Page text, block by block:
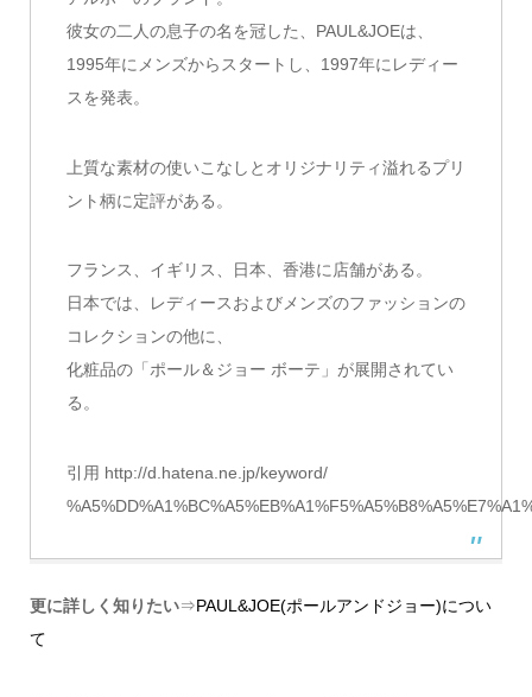
彼女の二人の息子の名を冠した、PAUL&JOEは、
1995年にメンズからスタートし、1997年にレディー
スを発表。
上質な素材の使いこなしとオリジナリティ溢れるプリ
ント柄に定評がある。
フランス、イギリス、日本、香港に店舗がある。
日本では、レディースおよびメンズのファッションの
コレクションの他に、
化粧品の「ポール＆ジョー ボーテ」が展開されてい
る。
引用 http://d.hatena.ne.jp/keyword/
更に詳しく知りたい⇒PAUL&JOE(ポールアンドジョー)につい
て